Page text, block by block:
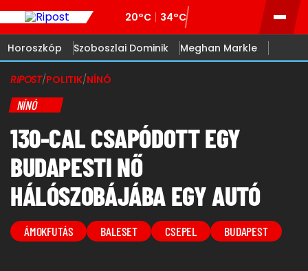
20°C 34°C
Horoszkóp Szoboszlai Dominik Meghan Markle
RIPOST/POLITIK/NÍNÓ
NÍNÓ
130-CAL CSAPÓDOTT EGY
BUDAPESTI NŐ
HÁLÓSZOBÁJÁBA EGY AUTÓ
ÁMOKFUTÁS BALESET CSEPEL BUDAPEST